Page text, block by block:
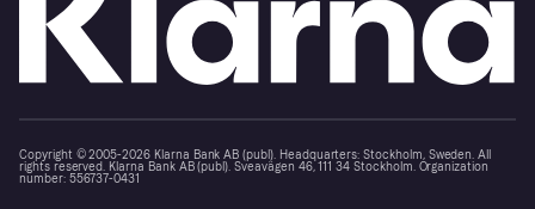
Copyright © 2005-2026 Klarna Bank AB (publ). Headquarters: Stockholm, Sweden. All
rights reserved. Klarna Bank AB (publ). Sveavägen 46, 111 34 Stockholm. Organization
number: 556737-0431